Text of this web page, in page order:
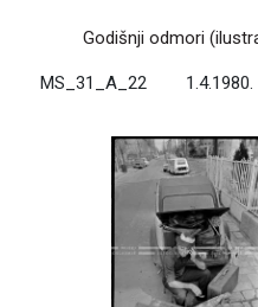
Godišnji odmori
MS_31_A_22